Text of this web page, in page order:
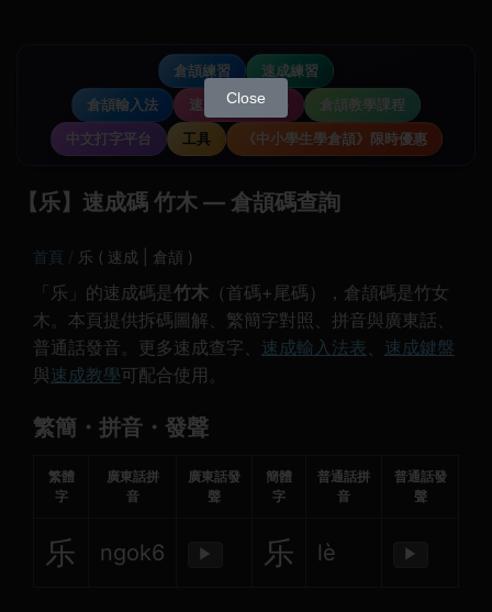
倉頡練習
速成練習
倉頡輸入法
速成輸入法教學
倉頡教學課程
中文打字平台
工具 《中小學生學倉頡》限時優惠
【乐】速成碼 竹木 — 倉頡碼查詢
首頁 乐 ( 速成 | 倉頡 )
「乐」的速成碼是 竹木 （首碼+尾碼），倉頡碼是竹女
木。本頁提供拆碼圖解、繁簡字對照、拼音與廣東話、
普通話發音。更多速成查字、 速成輸入法表、 速成鍵盤
與速成教學可配合使用。
繁簡・拼音・發聲
繁體
字
廣東話拼
音
廣東話發
聲
簡體
字
普通話拼
音
普通話發
聲
乐 ngok6 ▶ 乐 lè ▶
Close